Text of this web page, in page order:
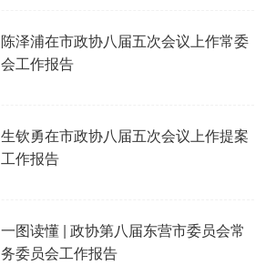
陈泽浦在市政协八届五次会议上作常委
会工作报告
生钦勇在市政协八届五次会议上作提案
工作报告
一图读懂 | 政协第八届东营市委员会常
务委员会工作报告